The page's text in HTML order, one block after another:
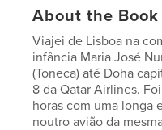
About the Book
Viajei de Lisboa na
infância Maria José
(Toneca) até Doha
8 da Qatar Airlines.
horas com uma longa
noutro avião da